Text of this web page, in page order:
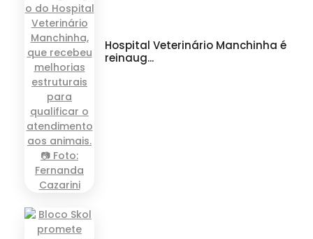
Hospital Veterinário Manchinha é
reinaug...